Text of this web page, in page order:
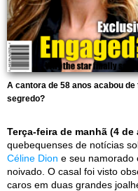
A cantora de 58 anos acabou
segredo?
Terça-feira de manhã (4
quebequenses de notícias
Céline Dion e seu namorado
noivado. O casal foi visto
caros em duas grandes